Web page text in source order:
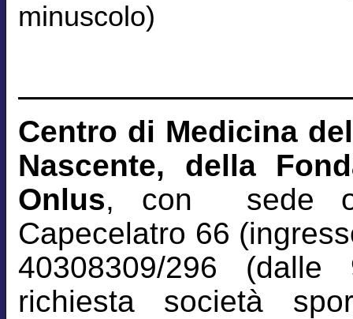
minuscolo)
Centro di Medicina
Nascente, della
Onlus, con sede
Capecelatro 66
40308309/296
richiesta società